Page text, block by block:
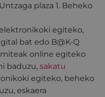
Untzaga plaza 1. Beheko
egiteko,
bat edo B@K-Q
online egiteko
baduzu, sakatu
egiteko, beheko
eskaera